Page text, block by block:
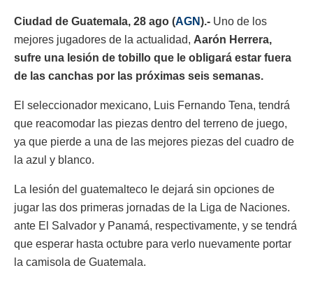
Ciudad de Guatemala, 28 ago (AGN).- Uno de los
mejores jugadores de la actualidad, Aarón Herrera,
sufre una lesión de tobillo que le obligará estar fuera
de las canchas por las próximas seis semanas.
El seleccionador mexicano, Luis Fernando Tena, tendrá
que reacomodar las piezas dentro del terreno de juego,
ya que pierde a una de las mejores piezas del cuadro de
la azul y blanco.
La lesión del guatemalteco le dejará sin opciones de
jugar las dos primeras jornadas de la Liga de Naciones.
ante El Salvador y Panamá, respectivamente, y se tendrá
que esperar hasta octubre para verlo nuevamente portar
la camisola de Guatemala.